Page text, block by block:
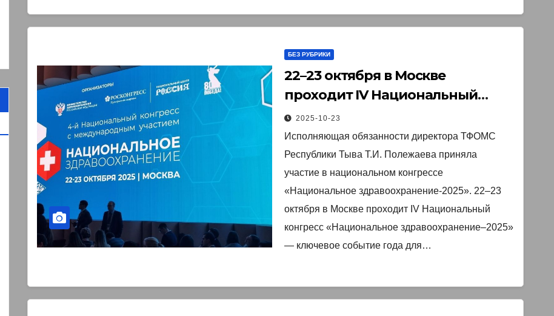
БЕЗ РУБРИКИ
22–23 октября в Москве
проходит IV Национальный
конгресс «Национальное
здравоохранение–2025»
2025-10-23
Исполняющая обязанности директора ТФОМС
Республики Тыва Т.И. Полежаева приняла
участие в национальном конгрессе
«Национальное здравоохранение-2025». 22–23
октября в Москве проходит IV Национальный
конгресс «Национальное здравоохранение–2025»
— ключевое событие года для…